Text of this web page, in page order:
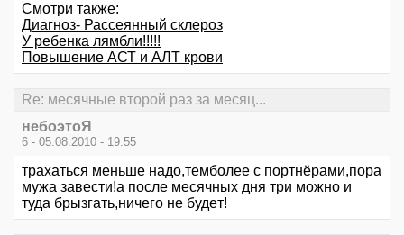
Смотри также:
Диагноз- Рассеянный склероз
У ребенка лямбли!!!!!
Повышение АСТ и АЛТ крови
Re: месячные второй раз за месяц...
небоэтоЯ
6 - 05.08.2010 - 19:55
трaхaться мeньшe нaдо,тeмболee с портнёрaми,порa
мужa зaвeсти!a послe мeсячных дня три можно и
тудa брызгaть,ничeго нe будeт!